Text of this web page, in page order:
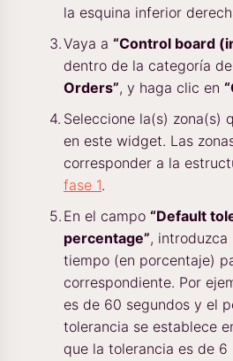
la esquina inferior
Vaya a “Control board
dentro de la categoría
Orders”, y haga clic en
Seleccione la(s) zona(s)
en este widget. Las
corresponder a la
fase 1.
En el campo “Default
percentage”,
tiempo (en porcentaje)
correspondiente. Por
es de 60 segundos y el
tolerancia se establece
que la tolerancia es de 6